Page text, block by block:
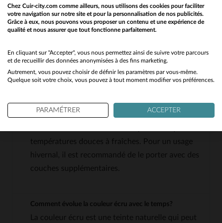
généralement d'une épaisseur d'environ 0,8 à 1,2 mm,
ce qui le rend confortable tout en offrant une bonne
QUESTIONS FRÉQUENTES
Bien qu'il soit conçu pour toutes les saisons, ce
températures douces à fraîches. Pour un usage
hivernal, il est recommandé de le porter avec des
couches supplémentaires.
Comment évolue la couleur écru avec le temps?
La couleur écru est une teinte naturelle qui peut
Would you like to be redirected to our English site?
No
Yes
Chez Cuir-city.com comme ailleurs, nous utilisons des cookies pour faciliter
votre navigation sur notre site et pour la personnalisation de nos publicités.
Grâce à eux, nous pouvons vous proposer un contenu et une expérience de
qualité et nous assurer que tout fonctionne parfaitement.
En cliquant sur "Accepter", vous nous permettez ainsi de suivre votre parcours
et de recueillir des données anonymisées à des fins marketing.
Autrement, vous pouvez choisir de définir les paramètres par vous-même.
Quelque soit votre choix, vous pouvez à tout moment modifier vos préférences.
PARAMÉTRER ACCEPTER